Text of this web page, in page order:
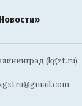
(kgzt.ru)